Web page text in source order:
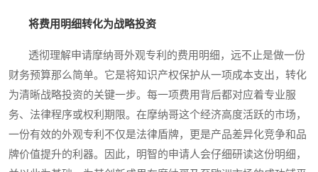
将费用明细转化为战略投资
透彻理解申请摩纳哥外观专利的费用明细，远不止是做一份
财务预算那么简单。它是将知识产权保护从一项成本支出，转化
为清晰战略投资的关键一步。每一项费用背后都对应着专业服
务、法律程序或权利期限。在摩纳哥这个经济高度活跃的市场，
一份有效的外观专利不仅是法律盾牌，更是产品差异化竞争和品
牌价值提升的利器。因此，明智的申请人会仔细研读这份明细，